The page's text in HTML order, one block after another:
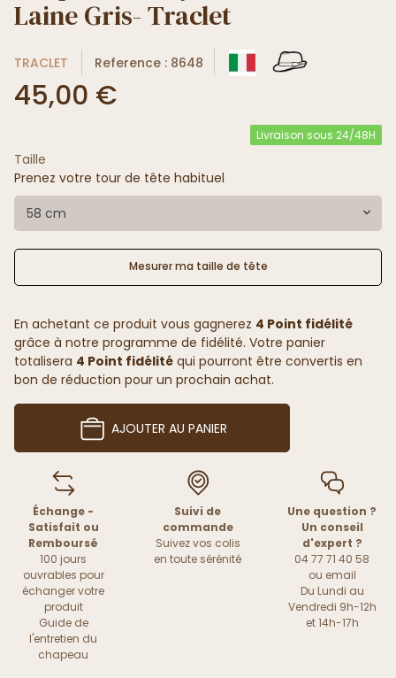
Laine Gris- Traclet
TRACLET Reference : 8648
45,00 €
Livraison sous 24/48H
Taille
Prenez votre tour de tête habituel
58 cm
Mesurer ma taille de tête
En achetant ce produit vous gagnerez 4 Point fidélité
grâce à notre programme de fidélité. Votre panier
totalisera 4 Point fidélité qui pourront être convertis en
bon de réduction pour un prochain achat.
AJOUTER AU PANIER
Échange -
Satisfait ou
Remboursé
100 jours
ouvrables pour
échanger votre
produit
Guide de
l'entretien du
chapeau
Suivi de
commande
Suivez vos colis
en toute sérénité
Une question ?
Un conseil
d'expert ?
04 77 71 40 58
ou email
Du Lundi au
Vendredi 9h-12h
et 14h-17h